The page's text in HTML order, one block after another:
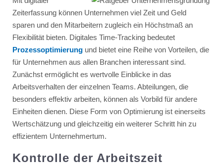
Zeiterfassung können Unternehmen viel Zeit und Geld
sparen und den Mitarbeitern zugleich ein Höchstmaß an
Flexibilität bieten. Digitales Time-Tracking bedeutet
Prozessoptimierungund bietet eine Reihe von Vorteilen, die
für Unternehmen aus allen Branchen interessant sind.
Zunächst ermöglicht es wertvolle Einblicke in das
Arbeitsverhalten der einzelnen Teams. Abteilungen, die
besonders effektiv arbeiten, können als Vorbild für andere
Einheiten dienen. Diese Form von Optimierung ist einerseits
Wertschätzung und gleichzeitig ein weiterer Schritt hin zu
effizientem Unternehmertum.
Kontrolle der Arbeitszeit